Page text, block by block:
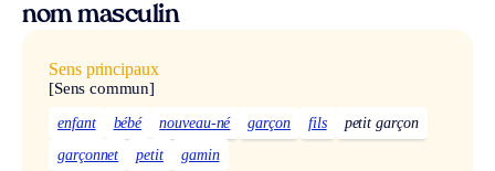
nom masculin
Sens principaux
[Sens commun]
enfant bébé nouveau-né garçon fils
petit garçon
garçonnet
petit gamin